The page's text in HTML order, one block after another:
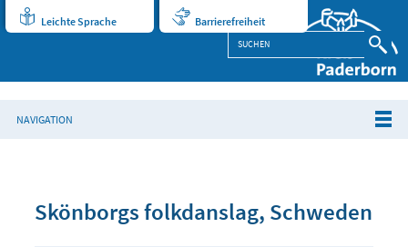
Leichte Sprache Barrierefreiheit
NAVIGATION
Skönborgs folkdanslag, Schweden